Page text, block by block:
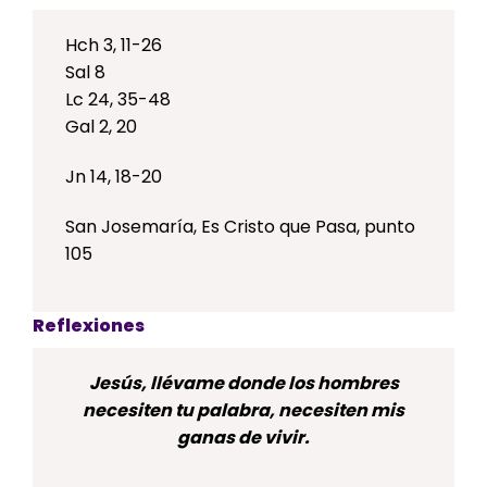
Hch 3, 11-26
Sal 8
Lc 24, 35-48
Gal 2, 20
Jn 14, 18-20
San Josemaría, Es Cristo que Pasa, punto
105
Reflexiones
Jesús, llévame donde los hombres
necesiten tu palabra, necesiten mis
ganas de vivir.